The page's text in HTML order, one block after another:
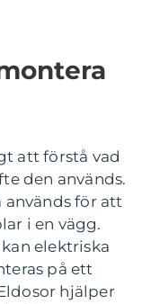
att förstå vad
den används.
används för att
i en vägg.
elektriska
på ett
hjälper